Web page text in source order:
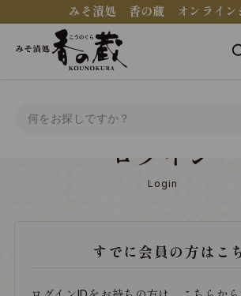
みそ漬処 香の蔵 オンライン
ログイン
Login
すでに会員の方はこ